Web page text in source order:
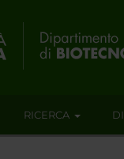
RICERCA